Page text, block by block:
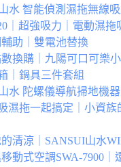
水 智能偵測濕拖無線
｜超強吸力｜電動濕拖
助｜雙電池替換
換購｜九陽可口可樂
｜鍋具三件套組
水 陀螺儀導航掃地機
濕拖一起搞定｜小資族
的清涼｜SANSUI山水
動式空調SWA-7900｜